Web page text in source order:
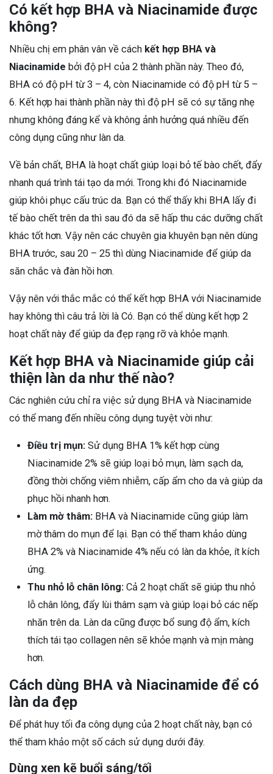
Có kết hợp BHA và Niacinamide được
không?
Nhiều chị em phân vân về cách kết hợp BHA và
Niacinamide bởi độ pH của 2 thành phần này. Theo đó,
BHA có độ pH từ 3 – 4, còn Niacinamide có độ pH từ 5 –
6. Kết hợp hai thành phần này thì độ pH sẽ có sự tăng nhẹ
nhưng không đáng kể và không ảnh hưởng quá nhiều đến
công dụng cũng như làn da.
Về bản chất, BHA là hoạt chất giúp loại bỏ tế bào chết, đẩy
nhanh quá trình tái tạo da mới. Trong khi đó Niacinamide
giúp khôi phục cấu trúc da. Bạn có thể thấy khi BHA lấy đi
tế bào chết trên da thì sau đó da sẽ hấp thu các dưỡng chất
khác tốt hơn. Vậy nên các chuyên gia khuyên bạn nên dùng
BHA trước, sau 20 – 25 thì dùng Niacinamide để giúp da
săn chắc và đàn hồi hơn.
Vậy nên với thắc mắc có thể kết hợp BHA với Niacinamide
hay không thì câu trả lời là Có. Bạn có thể dùng kết hợp 2
hoạt chất này để giúp da đẹp rạng rỡ và khỏe mạnh.
Kết hợp BHA và Niacinamide giúp cải
thiện làn da như thế nào?
Các nghiên cứu chỉ ra việc sử dụng BHA và Niacinamide
có thể mang đến nhiều công dụng tuyệt vời như:
Điều trị mụn: Sử dụng BHA 1% kết hợp cùng
Niacinamide 2% sẽ giúp loại bỏ mụn, làm sạch da,
đồng thời chống viêm nhiễm, cấp ẩm cho da và giúp da
phục hồi nhanh hơn.
Làm mờ thâm: BHA và Niacinamide cũng giúp làm
mờ thâm do mụn để lại. Bạn có thể tham khảo dùng
BHA 2% và Niacinamide 4% nếu có làn da khỏe, ít kích
ứng.
Thu nhỏ lỗ chân lông: Cả 2 hoạt chất sẽ giúp thu nhỏ
lỗ chân lông, đẩy lùi thâm sạm và giúp loại bỏ các nếp
nhăn trên da. Làn da cũng được bổ sung độ ẩm, kích
thích tái tạo collagen nên sẽ khỏe mạnh và mịn màng
hơn.
Cách dùng BHA và Niacinamide để có
làn da đẹp
Để phát huy tối đa công dụng của 2 hoạt chất này, bạn có
thể tham khảo một số cách sử dụng dưới đây.
Dùng xen kẽ buổi sáng/tối